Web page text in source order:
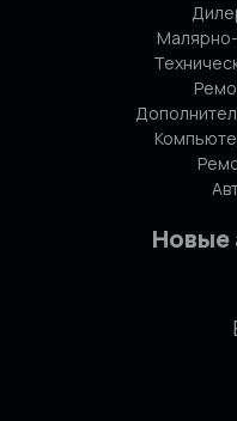
Новые